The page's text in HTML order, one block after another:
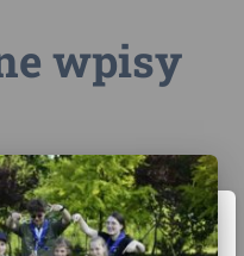
wpisy